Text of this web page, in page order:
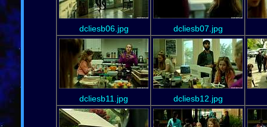
dcliesb06.jpg dcliesb07.jpg
dcliesb11.jpg dcliesb12.jpg